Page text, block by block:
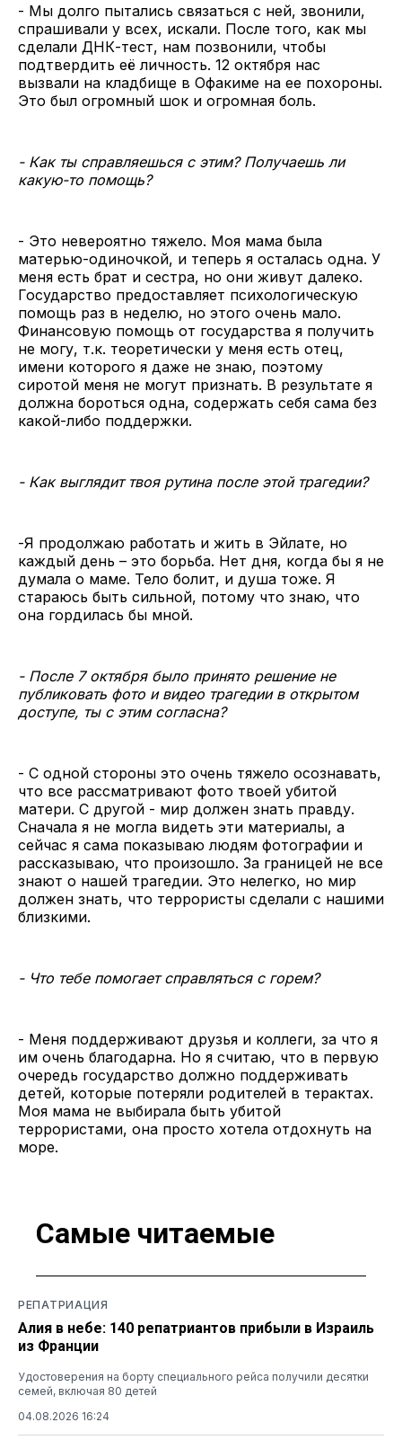
- Мы долго пытались связаться с ней, звонили,
спрашивали у всех, искали. После того, как мы
сделали ДНК-тест, нам позвонили, чтобы
подтвердить её личность. 12 октября нас
вызвали на кладбище в Офакиме на ее похороны.
Это был огромный шок и огромная боль.
- Как ты справляешься с этим? Получаешь ли
какую-то помощь?
- Это невероятно тяжело. Моя мама была
матерью-одиночкой, и теперь я осталась одна. У
меня есть брат и сестра, но они живут далеко.
Государство предоставляет психологическую
помощь раз в неделю, но этого очень мало.
Финансовую помощь от государства я получить
не могу, т.к. теоретически у меня есть отец,
имени которого я даже не знаю, поэтому
сиротой меня не могут признать. В результате я
должна бороться одна, содержать себя сама без
какой-либо поддержки.
- Как выглядит твоя рутина после этой трагедии?
-Я продолжаю работать и жить в Эйлате, но
каждый день – это борьба. Нет дня, когда бы я не
думала о маме. Тело болит, и душа тоже. Я
стараюсь быть сильной, потому что знаю, что
она гордилась бы мной.
- После 7 октября было принято решение не
публиковать фото и видео трагедии в открытом
доступе, ты с этим согласна?
- С одной стороны это очень тяжело осознавать,
что все рассматривают фото твоей убитой
матери. С другой - мир должен знать правду.
Сначала я не могла видеть эти материалы, а
сейчас я сама показываю людям фотографии и
рассказываю, что произошло. За границей не все
знают о нашей трагедии. Это нелегко, но мир
должен знать, что террористы сделали с нашими
близкими.
- Что тебе помогает справляться с горем?
- Меня поддерживают друзья и коллеги, за что я
им очень благодарна. Но я считаю, что в первую
очередь государство должно поддерживать
детей, которые потеряли родителей в терактах.
Моя мама не выбирала быть убитой
террористами, она просто хотела отдохнуть на
море.
Самые читаемые
РЕПАТРИАЦИЯ
Алия в небе: 140 репатриантов прибыли в Израиль
из Франции
Удостоверения на борту специального рейса получили десятки
семей, включая 80 детей
04.08.2026 16:24